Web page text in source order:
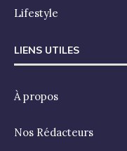
Lifestyle
LIENS UTILES
À propos
Nos Rédacteurs